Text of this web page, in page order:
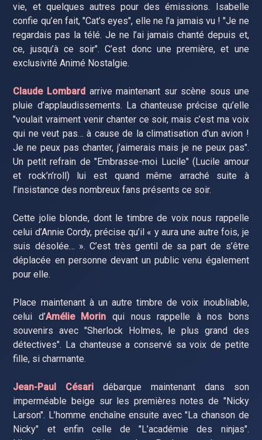
vie, et quelques autres pour des émissions. Isabelle
confie qu’en fait, "Cat’s eyes", elle ne l'a jamais vu ! "Je ne
regardais pas la télé. Je ne l’ai jamais chanté depuis et,
ce, jusqu’à ce soir". C’est donc une première, et une
exclusivité Animé Nostalgie.
Claude Lombard arrive maintenant sur scène sous une
pluie d’applaudissements. La chanteuse précise qu’elle
"voulait vraiment venir chanter ce soir, mais c’est ma voix
qui ne veut pas… à cause de la climatisation d'un avion !
Je ne peux pas chanter, j’aimerais mais je ne peux pas".
Un petit refrain de "Embrasse-moi Lucile" (Lucile amour
et rock’n’roll) lui est quand même arraché suite à
l’insistance des nombreux fans présents ce soir.
Cette jolie blonde, dont le timbre de voix nous rappelle
celui d’Annie Cordy, précise qu’il « y aura une autre fois, je
suis désolée… ». C’est très gentil de sa part de s’être
déplacée en personne devant un public venu également
pour elle.
Place maintenant à un autre timbre de voix inoubliable,
celui d’Amélie Morin qui nous rappelle à nos bons
souvenirs avec "Sherlock Holmes, le plus grand des
détectives". La chanteuse a conservé sa voix de petite
fille, si charmante.
Jean-Paul Césari débarque maintenant dans son
imperméable beige sur les premières notes de "Nicky
Larson". L’homme enchaîne ensuite avec "La chanson de
Nicky" et enfin celle de "L’académie des ninjas".